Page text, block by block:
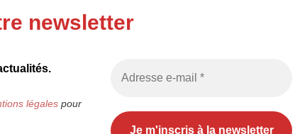
newsletter
légalespour